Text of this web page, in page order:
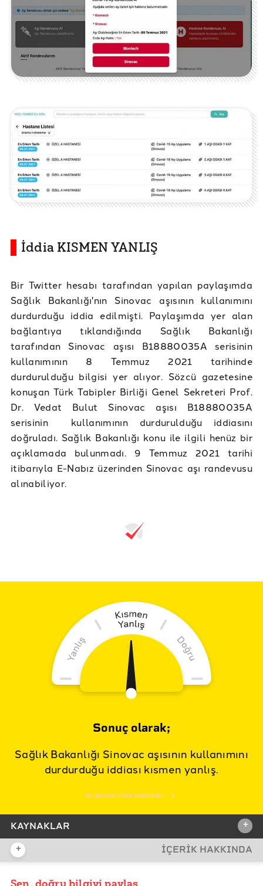
İddia KISMEN YANLIŞ
Bir Twitter hesabı tarafından yapılan paylaşımda
Sağlık Bakanlığı'nın Sinovac aşısının kullanımını
durdurduğu iddia edilmişti. Paylaşımda yer alan
bağlantıya tıklandığında Sağlık Bakanlığı
tarafından Sinovac aşısı B18880035A serisinin
kullanımının 8 Temmuz 2021 tarihinde
durdurulduğu bilgisi yer alıyor. Sözcü gazetesine
konuşan Türk Tabipler Birliği Genel Sekreteri Prof.
Dr. Vedat Bulut Sinovac aşısı B18880035A
serisinin kullanımının durdurulduğu iddiasını
doğruladı. Sağlık Bakanlığı konu ile ilgili henüz bir
açıklamada bulunmadı. 9 Temmuz 2021 tarihi
itibarıyla E-Nabız üzerinden Sinovac aşı randevusu
alınabiliyor.
Sonuç olarak;
Sağlık Bakanlığı Sinovac aşısının kullanımını
durdurduğu iddiası kısmen yanlış.
Bu sonuca itiraz edebilirsin
KAYNAKLAR +
İDDİA KAYNAĞI
İddia Kaynağı
+ İÇERİK HAKKINDA
YAYIN TARİHİ